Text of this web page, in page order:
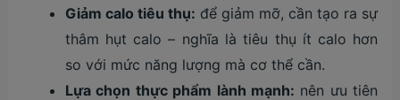
Giảm calo tiêu thụ: để giảm mỡ, cần tạo ra sự
thâm hụt calo – nghĩa là tiêu thụ ít calo hơn
so với mức năng lượng mà cơ thể cần.
Lựa chọn thực phẩm lành mạnh: nên ưu tiên